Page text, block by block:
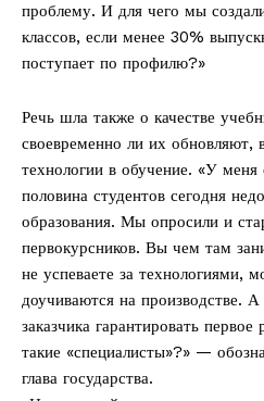
проблему. И для чего мы
классов, если менее 30%
поступает по профилю?»
Речь шла также о качестве
своевременно ли их обновляют,
технологии в обучение. «У меня
половина студентов сегодня
образования. Мы опросили и
первокурсников. Вы чем там
не успеваете за технологиями,
доучиваются на производстве.
заказчика гарантировать
такие «специалисты»?» —
глава государства.